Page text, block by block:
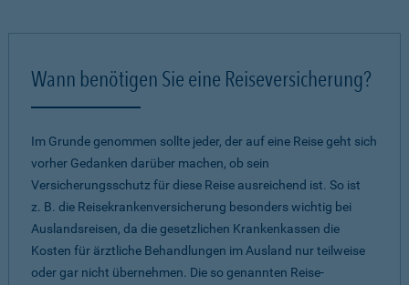
Wann benötigen Sie eine Reiseversicherung?
Im Grunde genommen sollte jeder, der auf eine Reise geht sich
vorher Gedanken darüber machen, ob sein
Versicherungsschutz für diese Reise ausreichend ist. So ist
z. B. die Reisekrankenversicherung besonders wichtig bei
Auslandsreisen, da die gesetzlichen Krankenkassen die
Kosten für ärztliche Behandlungen im Ausland nur teilweise
oder gar nicht übernehmen. Die so genannten Reise-